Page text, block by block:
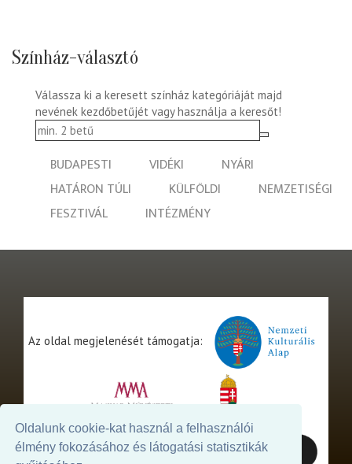
Oldalunk cookie-kat használ a felhasználói
élmény fokozásához és látogatási statisztikák
Színház-választó
Válassza ki a keresett színház kategóriáját majd
nevének kezdőbetűjét vagy használja a keresőt!
BUDAPESTI VIDÉKI
NYÁRI
HATÁRON TÚLI
KÜLFÖLDI
NEMZETISÉGI
FESZTIVÁL
INTÉZMÉNY
Az oldal megjelenését támogatja: